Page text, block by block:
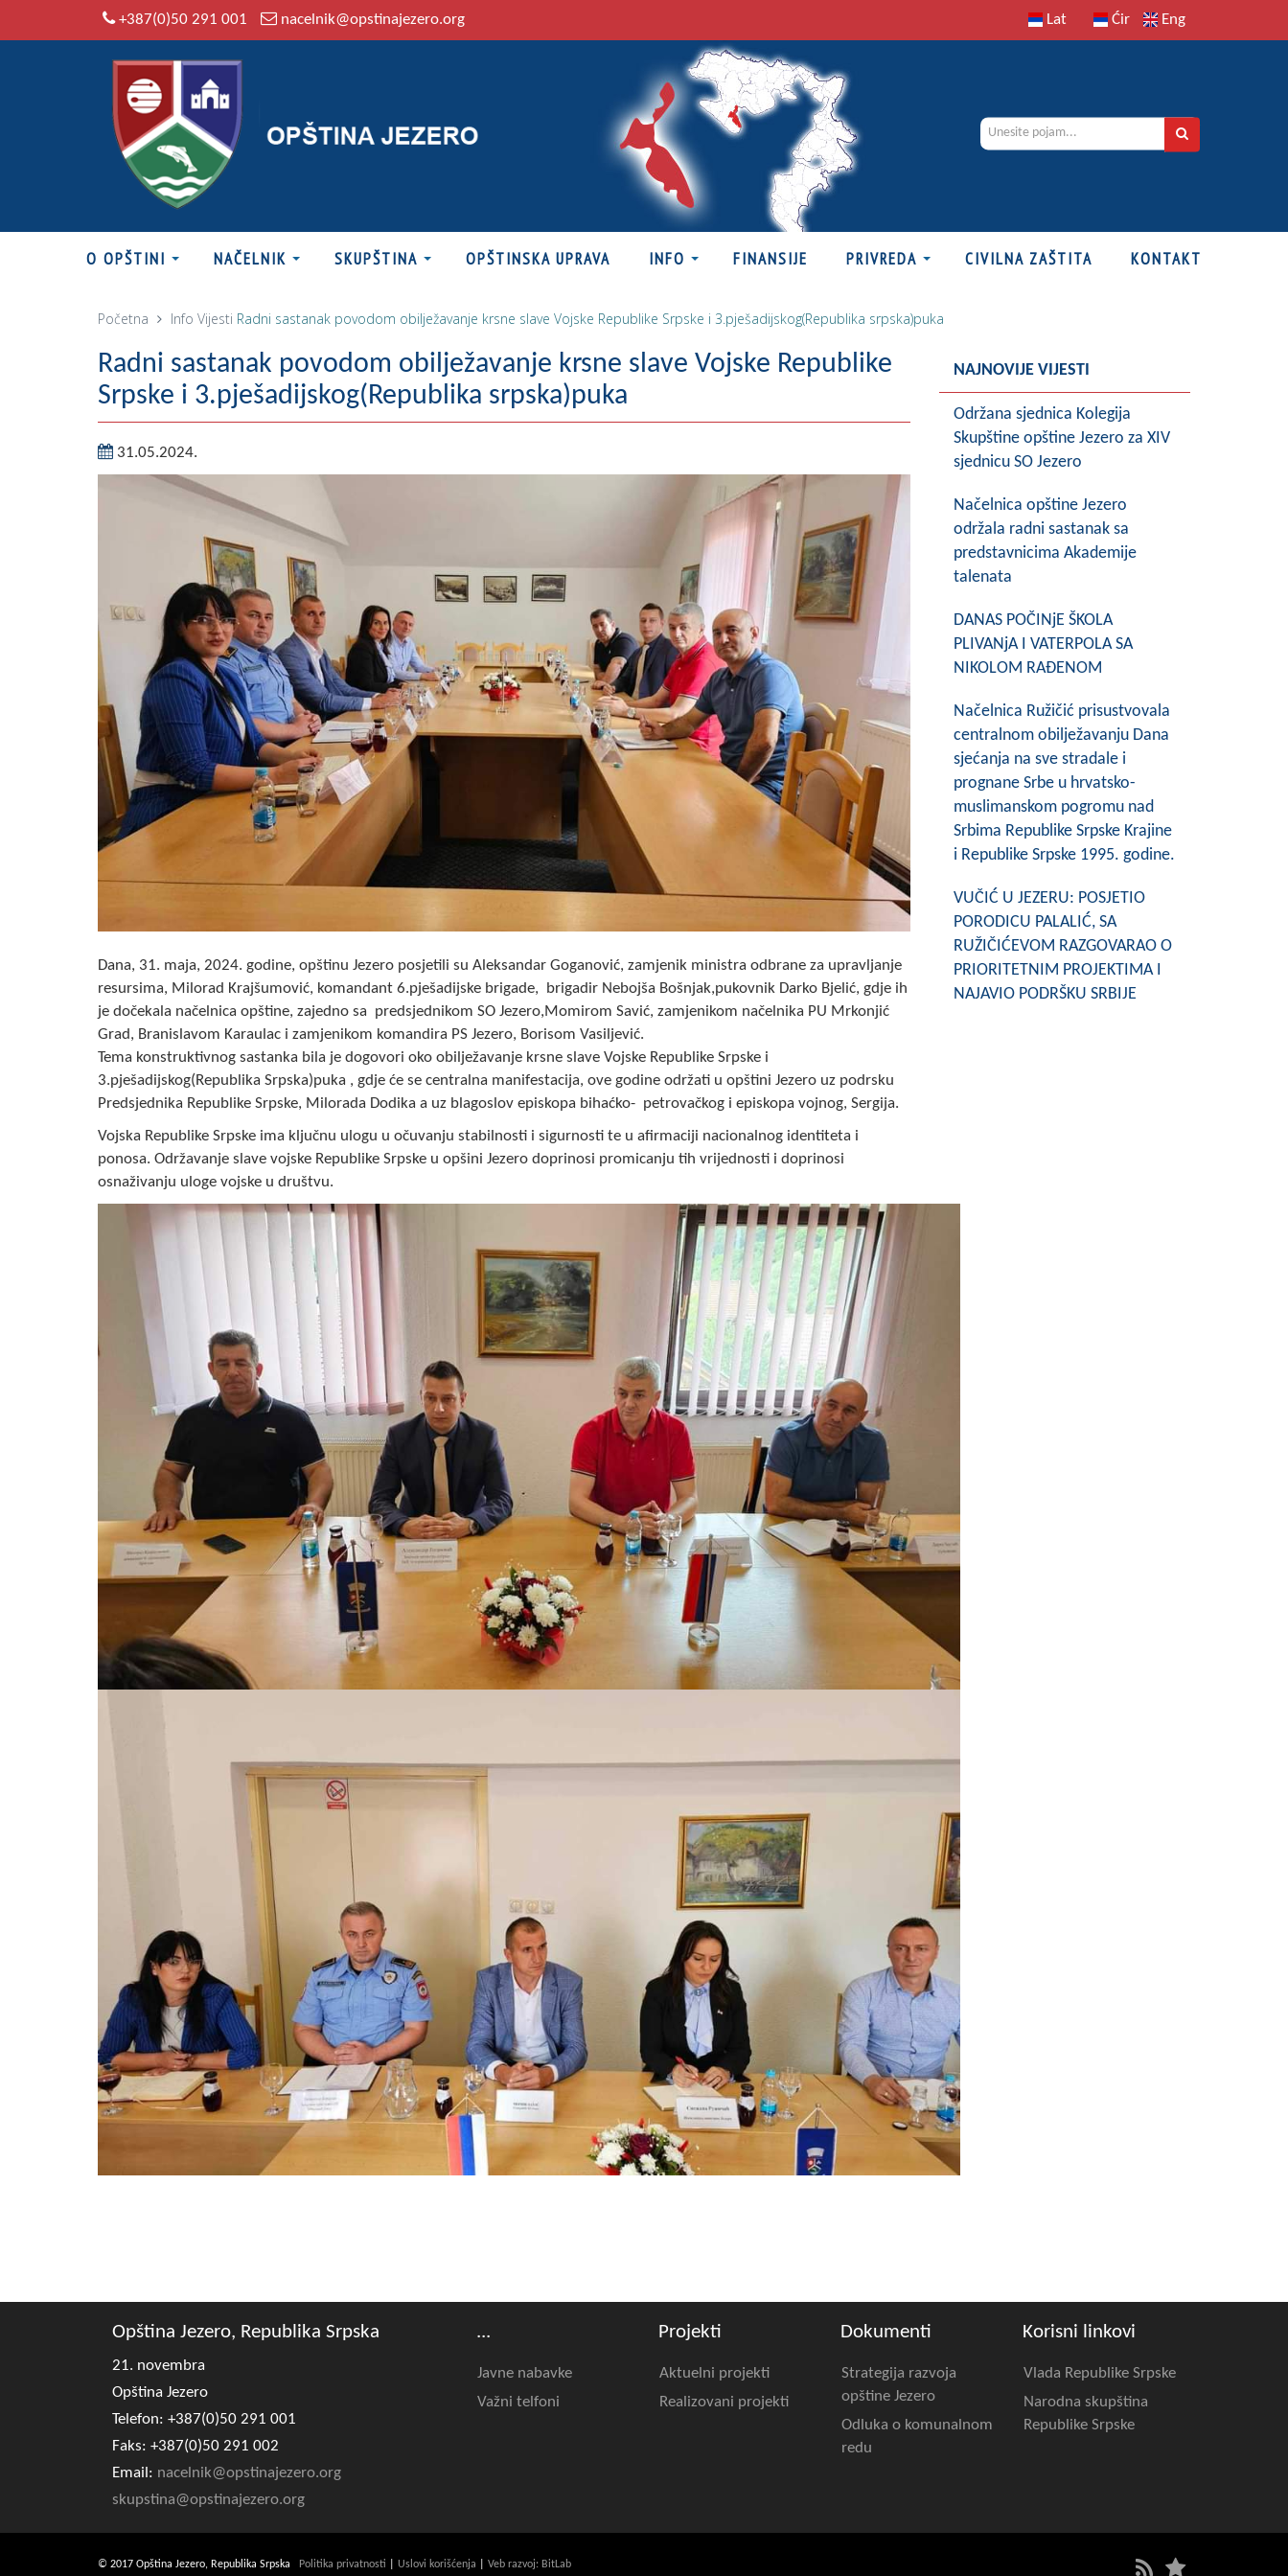
+387(0)50 291 001 nacelnik@opstinajezero.org Lat Ćir Eng
O OPŠTINI NAČELNIK SKUPŠTINA OPŠTINSKA UPRAVA INFO FINANSIJE PRIVREDA CIVILNA ZAŠTITA KONTAKT
Početna Info Vijesti Radni sastanak povodom obilježavanje krsne slave Vojske Republike Srpske i 3.pješadijskog(Republika srpska)puka
Radni sastanak povodom obilježavanje krsne slave Vojske Republike
Srpske i 3.pješadijskog(Republika srpska)puka
31.05.2024.
Dana, 31. maja, 2024. godine, opštinu Jezero posjetili su Aleksandar Goganović, zamjenik ministra odbrane za upravljanje
resursima, Milorad Krajšumović, komandant 6.pješadijske brigade, brigadir Nebojša Bošnjak,pukovnik Darko Bjelić, gdje ih
je dočekala načelnica opštine, zajedno sa predsjednikom SO Jezero,Momirom Savić, zamjenikom načelnika PU Mrkonjić
Grad, Branislavom Karaulac i zamjenikom komandira PS Jezero, Borisom Vasiljević.
Tema konstruktivnog sastanka bila je dogovori oko obilježavanje krsne slave Vojske Republike Srpske i
3.pješadijskog(Republika Srpska)puka , gdje će se centralna manifestacija, ove godine održati u opštini Jezero uz podrsku
Predsjednika Republike Srpske, Milorada Dodika a uz blagoslov episkopa bihaćko- petrovačkog i episkopa vojnog, Sergija.
Vojska Republike Srpske ima ključnu ulogu u očuvanju stabilnosti i sigurnosti te u afirmaciji nacionalnog identiteta i
ponosa. Održavanje slave vojske Republike Srpske u opšini Jezero doprinosi promicanju tih vrijednosti i doprinosi
osnaživanju uloge vojske u društvu.
NAJNOVIJE VIJESTI
Održana sjednica Kolegija
Skupštine opštine Jezero za XIV
sjednicu SO Jezero
Načelnica opštine Jezero
održala radni sastanak sa
predstavnicima Akademije
talenata
DANAS POČINjE ŠKOLA
PLIVANjA I VATERPOLA SA
NIKOLOM RAĐENOM
Načelnica Ružičić prisustvovala
centralnom obilježavanju Dana
sjećanja na sve stradale i
prognane Srbe u hrvatsko-
muslimanskom pogromu nad
Srbima Republike Srpske Krajine
i Republike Srpske 1995. godine.
VUČIĆ U JEZERU: POSJETIO
PORODICU PALALIĆ, SA
RUŽIČIĆEVOM RAZGOVARAO O
PRIORITETNIM PROJEKTIMA I
NAJAVIO PODRŠKU SRBIJE
Opština Jezero, Republika Srpska
21. novembra
Opština Jezero
Telefon: +387(0)50 291 001
Faks: +387(0)50 291 002
Email: nacelnik@opstinajezero.org
skupstina@opstinajezero.org
...
Javne nabavke
Važni telfoni
Projekti
Aktuelni projekti
Realizovani projekti
Dokumenti
Strategija razvoja
opštine Jezero
Odluka o komunalnom
redu
Korisni linkovi
Vlada Republike Srpske
Narodna skupština
Republike Srpske
© 2017 Opština Jezero, Republika Srpska Politika privatnosti Uslovi korišćenja Veb razvoj: BitLab